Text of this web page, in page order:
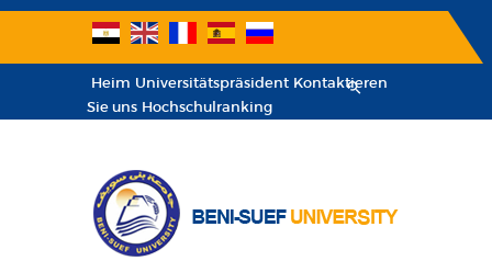
Heim Universitätspräsident Kontaktieren
Sie uns Hochschulranking